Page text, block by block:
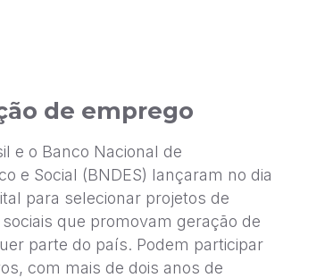
de emprego
e o Banco Nacional de
e Social (BNDES) lançaram no dia
para selecionar projetos de
que promovam geração de
parte do país. Podem participar
com mais de dois anos de